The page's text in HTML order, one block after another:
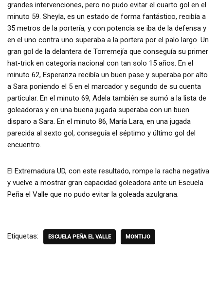
grandes intervenciones, pero no pudo evitar el cuarto gol en el
minuto 59. Sheyla, es un estado de forma fantástico, recibía a
35 metros de la portería, y con potencia se iba de la defensa y
en el uno contra uno superaba a la portera por el palo largo. Un
gran gol de la delantera de Torremejía que conseguía su primer
hat-trick en categoría nacional con tan solo 15 años. En el
minuto 62, Esperanza recibía un buen pase y superaba por alto
a Sara poniendo el 5 en el marcador y segundo de su cuenta
particular. En el minuto 69, Adela también se sumó a la lista de
goleadoras y en una buena jugada superaba con un buen
disparo a Sara. En el minuto 86, María Lara, en una jugada
parecida al sexto gol, conseguía el séptimo y último gol del
encuentro.
El Extremadura UD, con este resultado, rompe la racha negativa
y vuelve a mostrar gran capacidad goleadora ante un Escuela
Peña el Valle que no pudo evitar la goleada azulgrana.
Etiquetas: ESCUELA PEÑA EL VALLE MONTIJO